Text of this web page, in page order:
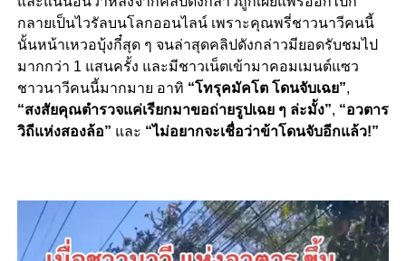
กลายเป็นไวรัลบนโลกออนไลน์ เพราะคุณพรี่ชาวนาวีคนนี้
นั้นหน้าเหวอบุ้งกี๋สุด ๆ จนล่าสุดคลิปดังกล่าวมียอดรับชมไป
มากกว่า 1 แสนครั้ง และมีชาวเน็ตเข้ามาคอมเมนต์แซว
ชาวนาวีคนนี้มากมาย อาทิ “โทรุคมัคโต โดนจับเฉย”,
“สงสัยคุณตำรวจแค่เรียกมาขอถ่ายรูปเฉย ๆ ล่ะมั้ง”, “อวตาร
วิถีแห่งสองล้อ” และ “ไม่อยากจะเชื่อว่าข้าโดนจับอีกแล้ว!”